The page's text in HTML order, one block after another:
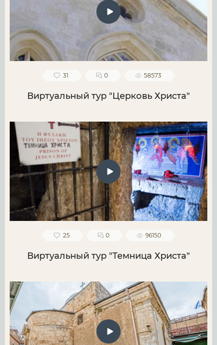
31 0 58573
Виртуальный тур "Церковь Христа"
25 0 96150
Виртуальный тур "Темница Христа"